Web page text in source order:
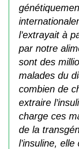
l’extrayait à
par notre
sont des
malades du
combien de
extraire
charge ces
de la
l’insuline,